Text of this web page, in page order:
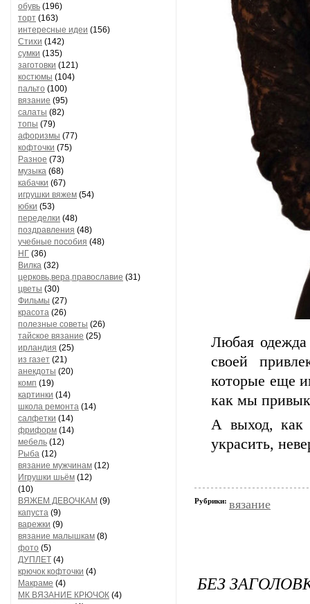
обувь (196)
торт (163)
интересные идеи (156)
Стихи (142)
сумки (135)
заготовки (121)
костюмы (104)
пальто (100)
вязание (95)
салаты (82)
топы (79)
афоризмы (77)
кофточки (75)
Разное (73)
музыка (68)
кабачки (67)
игрушки вяжем (54)
юбки (53)
переделки (48)
поздравления (48)
учебные пособия (48)
НГ (36)
Вилка (32)
церковь,вера,православие (31)
цветы (30)
Фильмы (27)
красота (26)
полезные советы (26)
тайское вязание (25)
ирландия (25)
из газет (21)
анекдоты (20)
комп (19)
картинки (14)
школа ремонта (14)
салфетки (14)
фриформ (14)
мебель (12)
Рыба (12)
вязание мужчинам (12)
Игрушки шьём (12)
(10)
ВЯЖЕМ ДЕВОЧКАМ (9)
капуста (9)
варежки (9)
вязание малышкам (8)
фото (5)
ДУПЛЕТ (4)
крючок кофточки (4)
Макраме (4)
МК ВЯЗАНИЕ КРЮЧОК (4)
Любая одежда
своей
которые еще
как мы
А выход, как
украсить,
Рубрики: вязание
БЕЗ